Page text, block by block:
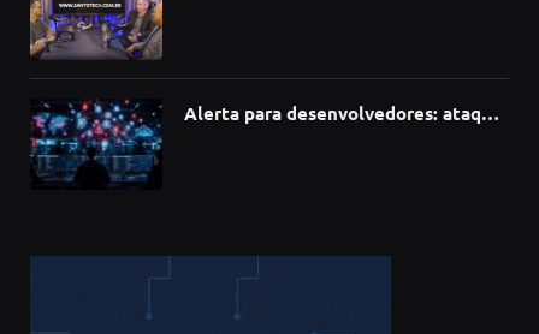
Alerta para desenvolvedores: ataque